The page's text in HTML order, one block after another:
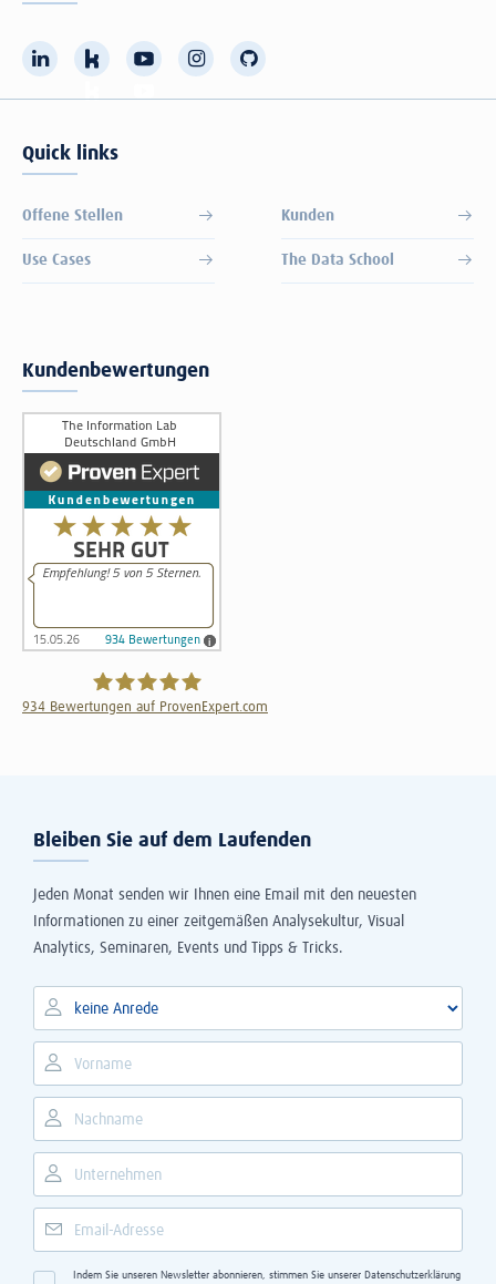
Quick links
Offene Stellen Kunden
Use Cases The Data School
Kundenbewertungen
934 Bewertungen auf ProvenExpert.com
Bleiben Sie auf dem Laufenden
Jeden Monat senden wir Ihnen eine Email mit den neuesten
Informationen zu einer zeitgemäßen Analysekultur, Visual
Analytics, Seminaren, Events und Tipps & Tricks.
Indem Sie unseren Newsletter abonnieren, stimmen Sie unserer Datenschutzerklärung